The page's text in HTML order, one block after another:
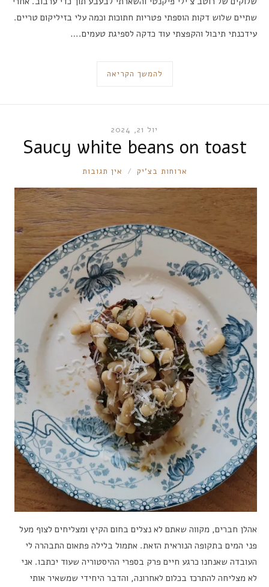
שתיים שלוש דקות הוספתי פטריות חתוכות וכמה עלי בזיליקום טריים.
עידכנתי תיבול והקפצתי עוד כדקה לספיגת טעמים.…
להמשך הקריאה
יול 21, 2024
Saucy white beans on toast
RONNIE
ארוחות בצ'יק אין תגובות
אהלן חברים, מקווה שאתם לא נצלים בחום הקיץ ומצליחים לצוף מעל
פני המים בתקופה הנוראית הזאת. אתמול בלילה פתאום התבהרה לי
העובדה שאנחנו כרגע חיים פרק בספרי ההיסטוריה שעוד יכתבו. אני
לא מצליחה להתרכז בכלום לאחרונה, והדבר היחידי שמשאיר אותי